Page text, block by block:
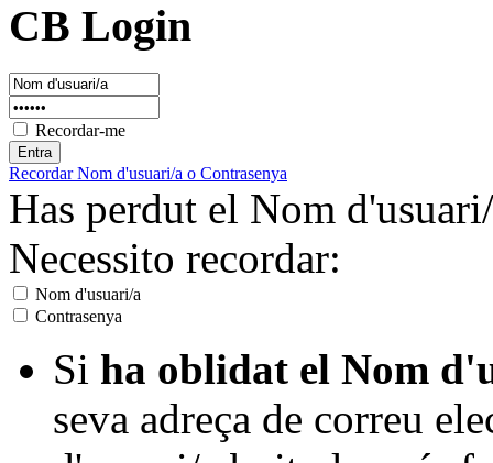
CB Login
Recordar-me
Recordar Nom d'usuari/a o Contrasenya
Has perdut el Nom
Necessito recordar:
Nom d'usuari/a
Contrasenya
Si ha oblidat el Nom
seva adreça de correu